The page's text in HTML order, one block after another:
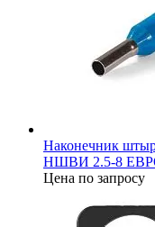
Наконечник
НШВИ 2.5-8
Цена по запросу